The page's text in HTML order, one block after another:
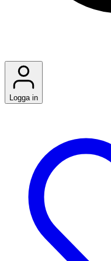
Logga in